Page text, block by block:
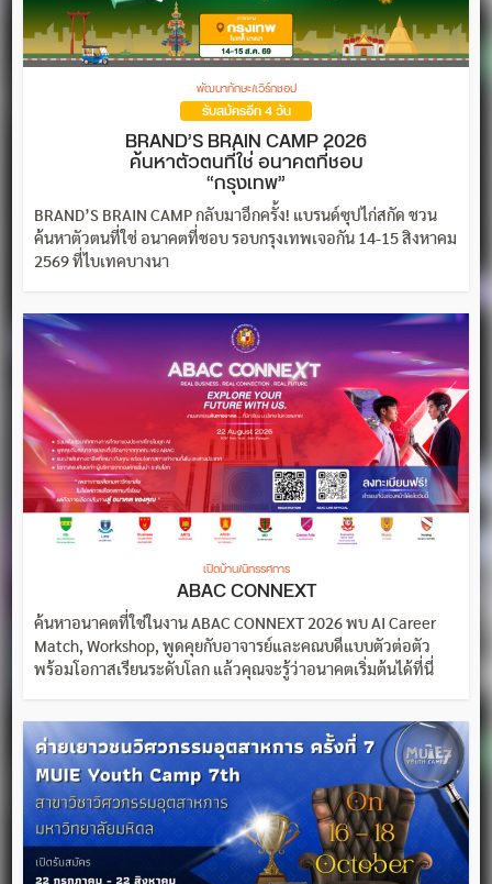
พัฒนาทักษะ/เวิร์กชอป
รับสมัครอีก 4 วัน
BRAND’S BRAIN CAMP 2026
ค้นหาตัวตนที่ใช่ อนาคตที่ชอบ
“กรุงเทพ”
BRAND’S BRAIN CAMP กลับมาอีกครั้ง! แบรนด์ซุปไก่สกัด ชวน
ค้นหาตัวตนที่ใช่ อนาคตที่ชอบ รอบกรุงเทพเจอกัน 14-15 สิงหาคม
2569 ที่ไบเทคบางนา
เปิดบ้าน/นิทรรศการ
ABAC CONNEXT
ค้นหาอนาคตที่ใช่ในงาน ABAC CONNEXT 2026 พบ AI Career
Match, Workshop, พูดคุยกับอาจารย์และคณบดีแบบตัวต่อตัว
พร้อมโอกาสเรียนระดับโลก แล้วคุณจะรู้ว่าอนาคตเริ่มต้นได้ที่นี่